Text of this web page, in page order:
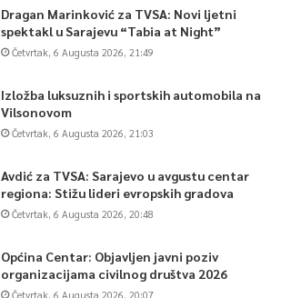
Dragan Marinković za TVSA: Novi ljetni
spektakl u Sarajevu “Tabia at Night”
Četvrtak, 6 Augusta 2026, 21:49
Izložba luksuznih i sportskih automobila na
Vilsonovom
Četvrtak, 6 Augusta 2026, 21:03
Avdić za TVSA: Sarajevo u avgustu centar
regiona: Stižu lideri evropskih gradova
Četvrtak, 6 Augusta 2026, 20:48
Općina Centar: Objavljen javni poziv
organizacijama civilnog društva 2026
Četvrtak, 6 Augusta 2026, 20:07